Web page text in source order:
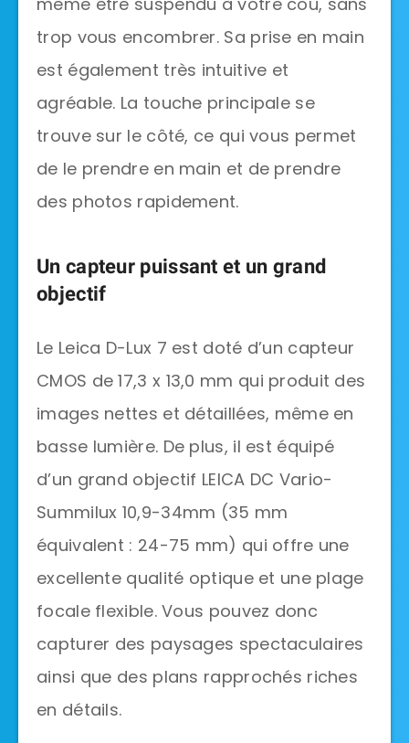
trop vous encombrer. Sa prise en main
est également très intuitive et
agréable. La touche principale se
trouve sur le côté, ce qui vous permet
de le prendre en main et de prendre
des photos rapidement.
Un capteur puissant et un grand
objectif
Le Leica D-Lux 7 est doté d’un capteur
CMOS de 17,3 x 13,0 mm qui produit des
images nettes et détaillées, même en
basse lumière. De plus, il est équipé
d’un grand objectif LEICA DC Vario-
Summilux 10,9-34mm (35 mm
équivalent : 24-75 mm) qui offre une
excellente qualité optique et une plage
focale flexible. Vous pouvez donc
capturer des paysages spectaculaires
ainsi que des plans rapprochés riches
en détails.